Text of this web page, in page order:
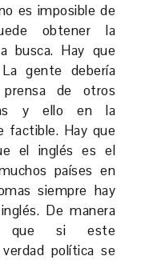
es imposible de
obtener la
busca. Hay que
gente debería
de otros
y ello en la
factible. Hay que
el inglés es el
países en
siempre hay
De manera
que si este
política se